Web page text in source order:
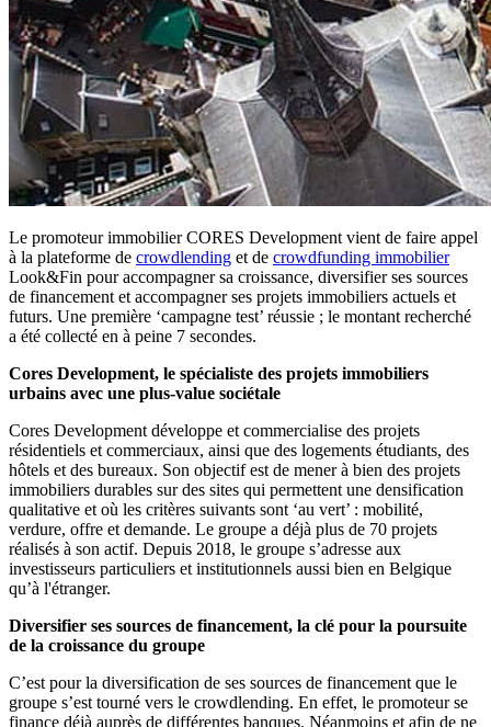
Le promoteur immobilier CORES Development vient de faire appel
à la plateforme de crowdlending et de crowdfunding immobilier
Look&Fin pour accompagner sa croissance, diversifier ses sources
de financement et accompagner ses projets immobiliers actuels et
futurs. Une première ‘campagne test’ réussie ; le montant recherché
a été collecté en à peine 7 secondes.
Cores Development, le spécialiste des projets immobiliers
urbains avec une plus-value sociétale
Cores Development développe et commercialise des projets
résidentiels et commerciaux, ainsi que des logements étudiants, des
hôtels et des bureaux. Son objectif est de mener à bien des projets
immobiliers durables sur des sites qui permettent une densification
qualitative et où les critères suivants sont ‘au vert’ : mobilité,
verdure, offre et demande. Le groupe a déjà plus de 70 projets
réalisés à son actif. Depuis 2018, le groupe s’adresse aux
investisseurs particuliers et institutionnels aussi bien en Belgique
qu’à l'étranger.
Diversifier ses sources de financement, la clé pour la poursuite
de la croissance du groupe
C’est pour la diversification de ses sources de financement que le
groupe s’est tourné vers le crowdlending. En effet, le promoteur se
finance déjà auprès de différentes banques. Néanmoins et afin de ne